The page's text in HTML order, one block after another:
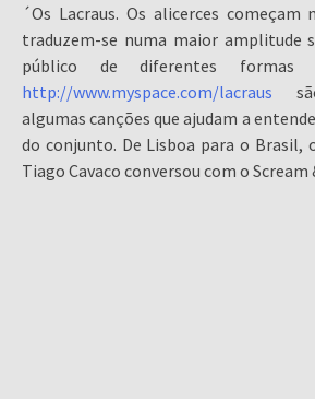
´Os Lacraus. Os alicerces
traduzem-se numa maior amplitude
público de diferentes formas
http://www.myspace.com/lacraus
algumas canções que ajudam a
do conjunto. De Lisboa para o Brasil,
Tiago Cavaco conversou com o Scream